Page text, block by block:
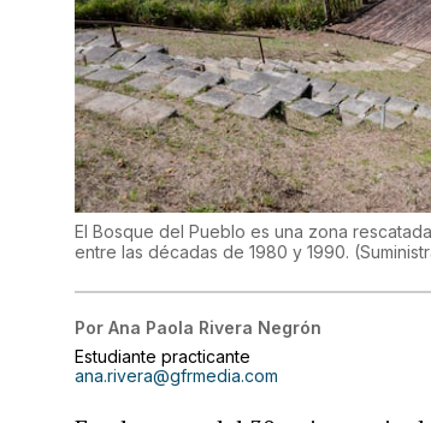
El Bosque del Pueblo es una zona
entre las décadas de 1980 y 1990. (
Por Ana Paola Rivera Negrón
Estudiante practicante
ana.rivera@gfrmedia.com